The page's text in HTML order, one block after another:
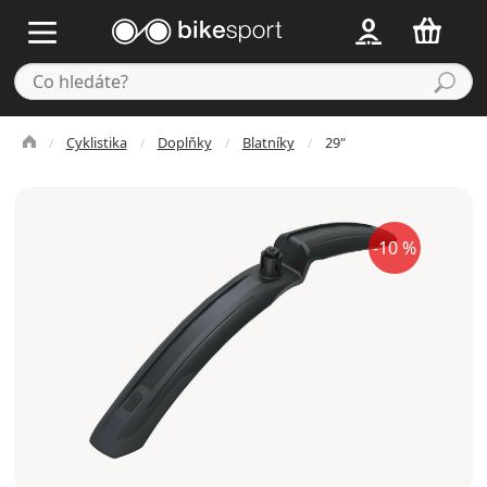
Cyklistika Doplňky Blatníky 29"
-10 %